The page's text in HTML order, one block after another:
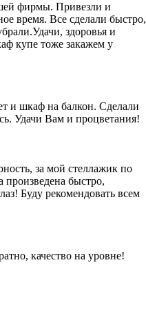
фирмы. Привезли и
время. Все сделали быстро,
здоровья и
купе тоже закажем у
и шкаф на балкон. Сделали
Удачи Вам и процветания!
за мой стеллажик по
быстро,
Буду рекомендовать всем
качество на уровне!